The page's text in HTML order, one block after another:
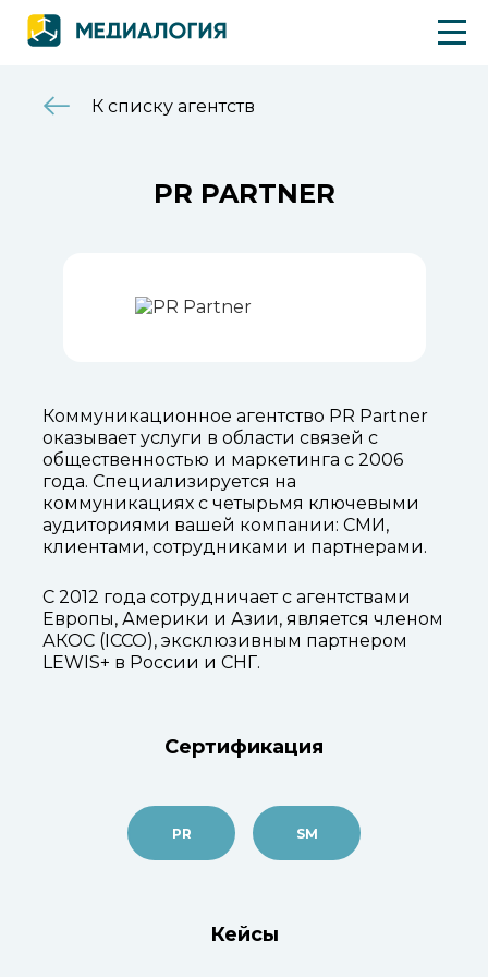
К списку агентств
PR PARTNER
Коммуникационное агентство PR Partner
оказывает услуги в области связей с
общественностью и маркетинга с 2006
года. Специализируется на
коммуникациях с четырьмя ключевыми
аудиториями вашей компании: СМИ,
клиентами, сотрудниками и партнерами.
С 2012 года сотрудничает с агентствами
Европы, Америки и Азии, является членом
АКОС (ICCO), эксклюзивным партнером
LEWIS+ в России и СНГ.
Сертификация
PR SM
Кейсы